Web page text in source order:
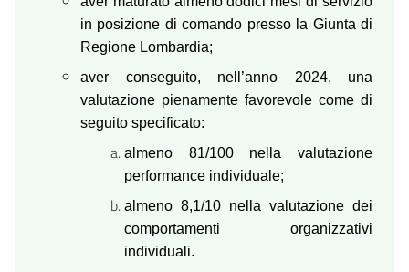
in posizione di comando presso la Giunta di
Regione Lombardia;
aver conseguito, nell’anno 2024, una
valutazione pienamente favorevole come di
seguito specificato:
almeno 81/100 nella valutazione
performance individuale;
almeno 8,1/10 nella valutazione dei
comportamenti organizzativi
individuali.